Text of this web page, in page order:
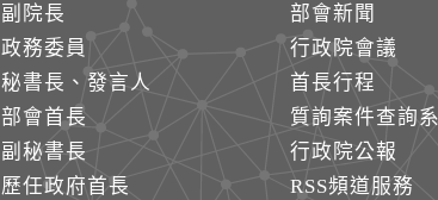
副院長
政務委員
秘書長、發言人
部會首長
副秘書長
歷任政府首長
部會新聞
行政院會議
首長行程
質詢案件查詢
行政院公報
RSS頻道服務